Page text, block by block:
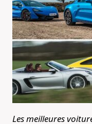
Les meilleures